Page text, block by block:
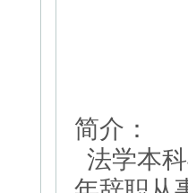
简介：
法学本